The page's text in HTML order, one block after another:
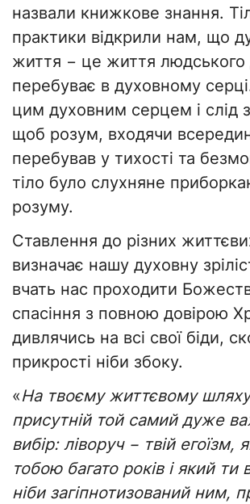
назвали книжкове знання.
практики відкрили нам, що
життя − це життя
перебуває в духовному
цим духовним серцем і слід
щоб розум, входячи
перебував у тихості та
тіло було слухняне
розуму.
Ставлення до різних
визначає нашу духовну
вчать нас проходити
спасіння з повною довірою
дивлячись на всі свої біди,
прикрості ніби збоку.
«На твоєму життєвому
присутній той самий дуже
вибір: ліворуч − твій егоїзм,
тобою багато років і який ти
ніби загіпнотизований ним,